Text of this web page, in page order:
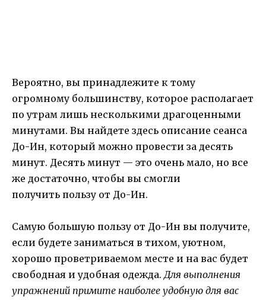
Вероятно, вы принадлежите к тому
огромному большинству, которое располагает
по утрам лишь несколькими драгоценными
минутами. Вы найдете здесь описание сеанса
До-Ин, который можно провести за десять
минут. Десять минут — это очень мало, но все
же достаточно, чтобы вы смогли
получить пользу от До-Ин.
Самую большую пользу от До-Ин вы получите,
если будете заниматься в тихом, уютном,
хорошо проветриваемом месте и на вас будет
свободная и удобная одежда.Для выполнения
упражнений примите наиболее удобную для вас